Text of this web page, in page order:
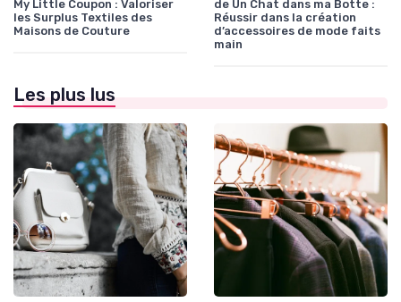
My Little Coupon : Valoriser
les Surplus Textiles des
Maisons de Couture
de Un Chat dans ma Botte :
Réussir dans la création
d’accessoires de mode faits
main
Les plus lus